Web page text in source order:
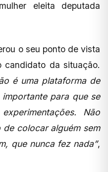
eleita deputada
o seu ponto de vista
candidato da situação.
é uma plataforma de
para que se
Não
colocar alguém sem
que nunca fez nada”,